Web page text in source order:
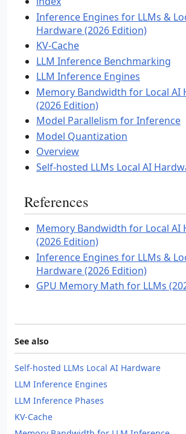
Inference Engines for LLMs &
Hardware (2026 Edition)
KV-Cache
LLM Inference Benchmarking
LLM Inference Engines
Memory Bandwidth for Local AI
(2026 Edition)
Model Parallelism for Inference
Model Quantization
Overview
Self-hosted LLMs Local AI
References
Memory Bandwidth for Local AI
(2026 Edition)
Inference Engines for LLMs &
Hardware (2026 Edition)
GPU Memory Math for LLMs
See also
Self-hosted LLMs Local AI Hardware
LLM Inference Engines
LLM Inference Phases
KV-Cache